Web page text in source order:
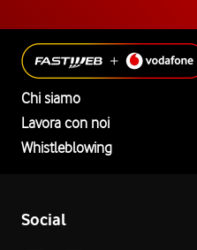
Chi siamo
Lavora con noi
Whistleblowing
Social